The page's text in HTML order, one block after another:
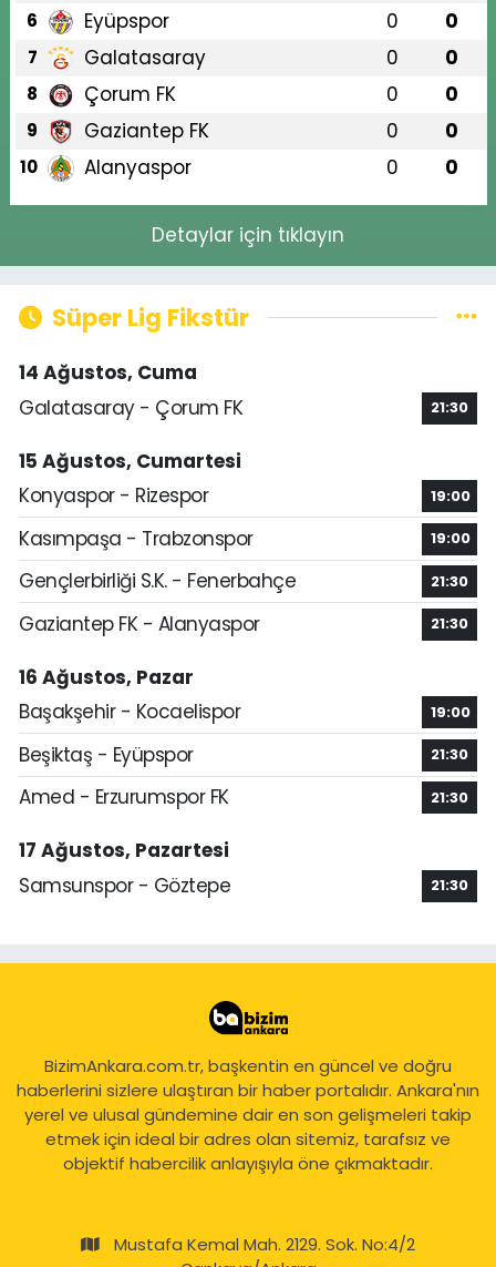
6 Eyüpspor 0 0
7 Galatasaray 0 0
8 Çorum FK 0 0
9 Gaziantep FK 0 0
10 Alanyaspor 0 0
Detaylar için tıklayın
Süper Lig Fikstür
14 Ağustos, Cuma
Galatasaray - Çorum FK
21:30
15 Ağustos, Cumartesi
Konyaspor - Rizespor
19:00
Kasımpaşa - Trabzonspor 19:00
Gençlerbirliği S.K. - Fenerbahçe 21:30
Gaziantep FK - Alanyaspor 21:30
16 Ağustos, Pazar
Başakşehir - Kocaelispor
19:00
Beşiktaş - Eyüpspor 21:30
Amed - Erzurumspor FK 21:30
17 Ağustos, Pazartesi
Samsunspor - Göztepe
21:30
BizimAnkara.com.tr, başkentin en güncel ve doğru
haberlerini sizlere ulaştıran bir haber portalıdır. Ankara'nın
yerel ve ulusal gündemine dair en son gelişmeleri takip
etmek için ideal bir adres olan sitemiz, tarafsız ve
objektif habercilik anlayışıyla öne çıkmaktadır.
Mustafa Kemal Mah. 2129. Sok. No:4/2